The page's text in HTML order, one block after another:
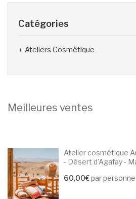
Catégories
Ateliers Cosmétique
Meilleures ventes
Atelier cosmétique
- Désert d'Agafay -
60,00€par personne